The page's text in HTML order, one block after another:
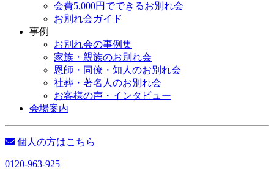
会費5,000円でできるお別れ会
お別れ会ガイド
事例
お別れ会の事例集
家族・親族のお別れ会
恩師・同僚・知人のお別れ会
社葬・著名人のお別れ会
お客様の声・インタビュー
会場案内
個人の方はこちら
0120-963-925